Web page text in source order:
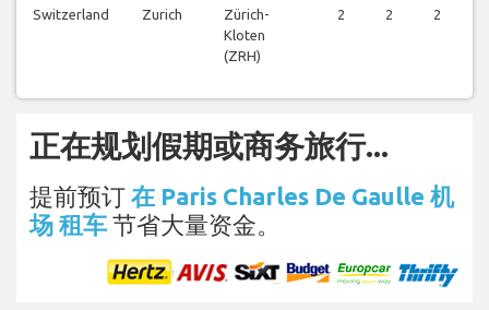
Switzerland Zurich
Zürich-
Kloten
(ZRH)
2 2 2
正在规划假期或商务旅行...
提前预订 在 Paris Charles De Gaulle 机
场 租车 节省大量资金。